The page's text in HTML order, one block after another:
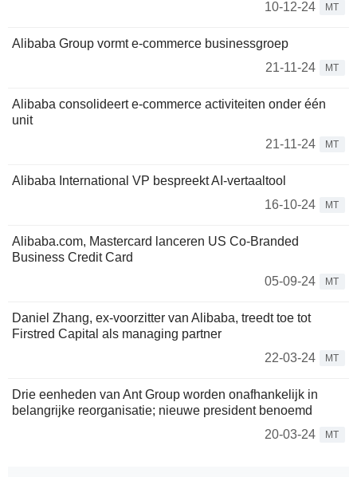
10-12-24
MT
Alibaba Group vormt e-commerce businessgroep
21-11-24
MT
Alibaba consolideert e-commerce activiteiten onder één
unit
21-11-24
MT
Alibaba International VP bespreekt AI-vertaaltool
16-10-24
MT
Alibaba.com, Mastercard lanceren US Co-Branded
Business Credit Card
05-09-24
MT
Daniel Zhang, ex-voorzitter van Alibaba, treedt toe tot
Firstred Capital als managing partner
22-03-24
MT
Drie eenheden van Ant Group worden onafhankelijk in
belangrijke reorganisatie; nieuwe president benoemd
20-03-24
MT